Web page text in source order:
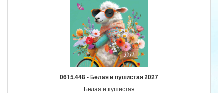
0615.448 - Белая и пушистая 2027
Белая и пушистая